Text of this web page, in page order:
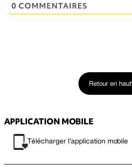
0 COMMENTAIRES
Retour en haut
APPLICATION MOBILE
Télécharger l’application mobile